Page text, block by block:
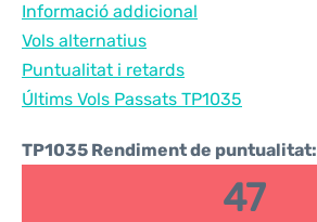
Informació addicional
Vols alternatius
Puntualitat i retards
Últims Vols Passats TP1035
TP1035 Rendiment de puntualitat:
47